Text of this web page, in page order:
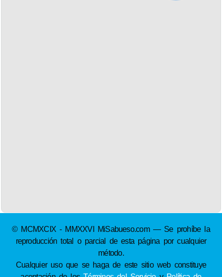
© MCMXCIX - MMXXVI MiSabueso.com — Se prohíbe la
reproducción total o parcial de esta página por cualquier
método.
Cualquier uso que se haga de este sitio web constituye